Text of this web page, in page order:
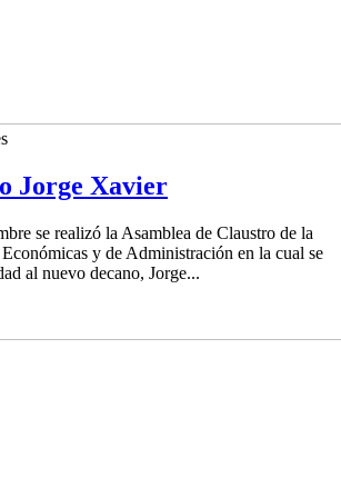
Jorge Xavier
se realizó la Asamblea de Claustro de la
y de Administración en la cual se
al nuevo decano, Jorge...